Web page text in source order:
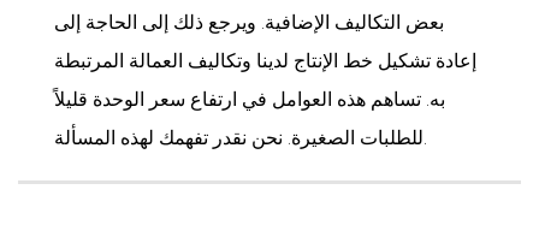
بعض التكاليف الإضافية. ويرجع ذلك إلى الحاجة إلى
إعادة تشكيل خط الإنتاج لدينا وتكاليف العمالة المرتبطة
به. تساهم هذه العوامل في ارتفاع سعر الوحدة قليلاً
للطلبات الصغيرة. نحن نقدر تفهمك لهذه المسألة.